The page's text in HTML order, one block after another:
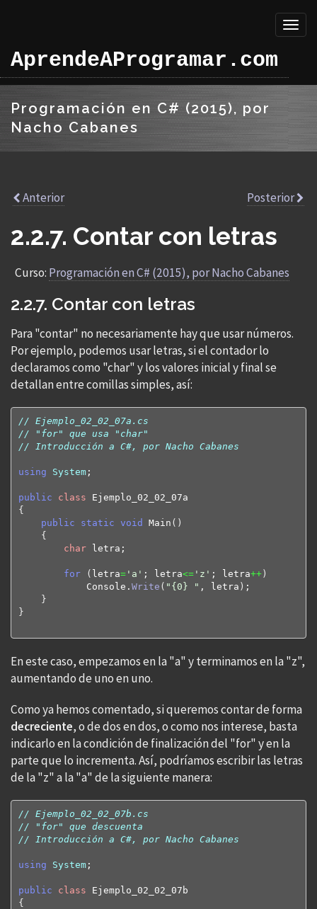
AprendeAProgramar.com
Programación en C# (2015), por
Nacho Cabanes
Anterior Posterior
2.2.7. Contar con letras
Curso: Programación en C# (2015), por Nacho Cabanes
2.2.7. Contar con letras
Para "contar" no necesariamente hay que usar números.
Por ejemplo, podemos usar letras, si el contador lo
declaramos como "char" y los valores inicial y final se
detallan entre comillas simples, así:
// Ejemplo_02_02_07a.cs
// "for" que usa "char"
// Introducción a C#, por Nacho Cabanes
using System;
public class
{
public
static void Main ( )
{
char letra;
for ( letra='a' ; letra<='z' ; letra++)
            Console.
Write ( "{0} " , letra ) ;
}
}
En este caso, empezamos en la "a" y terminamos en la "z",
aumentando de uno en uno.
Como ya hemos comentado, si queremos contar de forma
decreciente, o de dos en dos, o como nos interese, basta
indicarlo en la condición de finalización del "for" y en la
parte que lo incrementa. Así, podríamos escribir las letras
de la "z" a la "a" de la siguiente manera:
// Ejemplo_02_02_07b.cs
// "for" que descuenta
// Introducción a C#, por Nacho Cabanes
using System;
public class
{